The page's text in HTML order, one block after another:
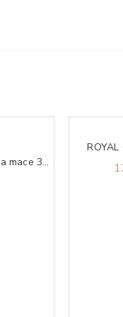
MOKSI Silikonski pesak za mace 3.8l